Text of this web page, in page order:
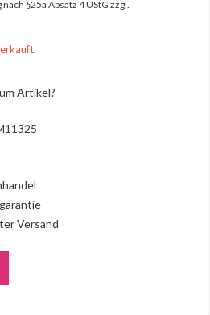
§25a Absatz 4 UStG zzgl.
Artikel?
Versand